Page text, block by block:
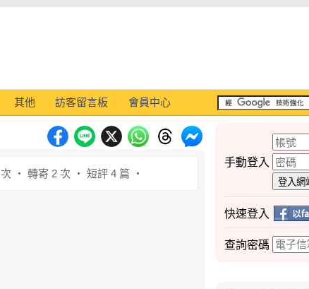
其他 訪客留言板 會員中心
‧ 轉寄 2 次 ‧ 短評 4 篇 ‧
手動登入
登入網
快速登入
查詢密碼